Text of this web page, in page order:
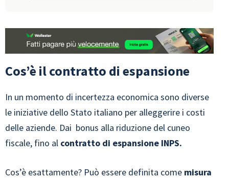
Cos’è il contratto di espansione
In un momento di incertezza economica sono diverse
le iniziative dello Stato italiano per alleggerire i costi
delle aziende. Dai bonus alla riduzione del cuneo
fiscale, fino al contratto di espansione INPS.
Cos’è esattamente? Può essere definita come misura